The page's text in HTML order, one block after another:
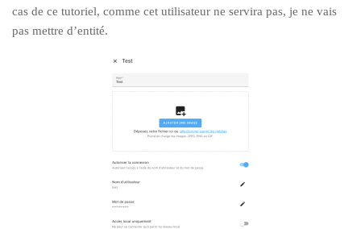
cas de ce tutoriel, comme cet utilisateur ne servira pas, je ne vais
pas mettre d’entité.